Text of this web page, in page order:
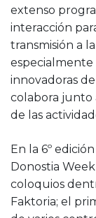
extenso
interacción
transmisión a
especialmente
innovadoras
colabora junto
de las
En la 6º
Donostia
coloquios
Faktoria; el